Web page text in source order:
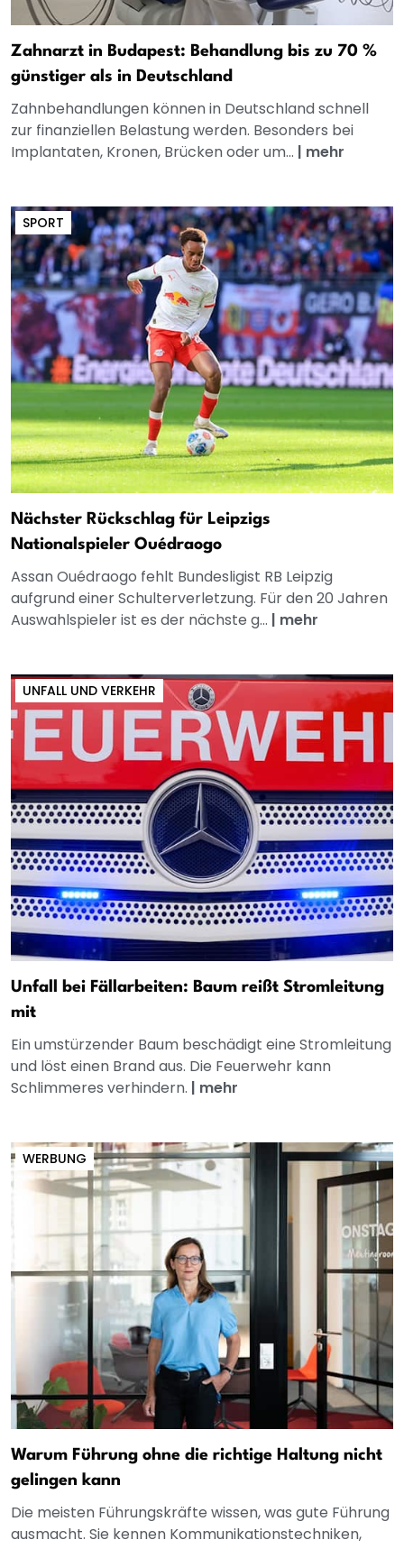
Zahnarzt in Budapest: Behandlung bis zu 70 %
günstiger als in Deutschland
Zahnbehandlungen können in Deutschland schnell
zur finanziellen Belastung werden. Besonders bei
Implantaten, Kronen, Brücken oder um... | mehr
SPORT
Nächster Rückschlag für Leipzigs
Nationalspieler Ouédraogo
Assan Ouédraogo fehlt Bundesligist RB Leipzig
aufgrund einer Schulterverletzung. Für den 20 Jahren
Auswahlspieler ist es der nächste g... | mehr
UNFALL UND VERKEHR
Unfall bei Fällarbeiten: Baum reißt Stromleitung
mit
Ein umstürzender Baum beschädigt eine Stromleitung
und löst einen Brand aus. Die Feuerwehr kann
Schlimmeres verhindern. | mehr
WERBUNG
Warum Führung ohne die richtige Haltung nicht
gelingen kann
Die meisten Führungskräfte wissen, was gute Führung
ausmacht. Sie kennen Kommunikationstechniken,